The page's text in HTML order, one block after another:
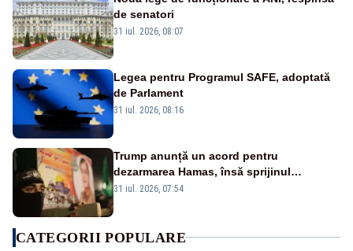
de senatori
31 iul. 2026, 08:07
Legea pentru Programul SAFE, adoptată
de Parlament
31 iul. 2026, 08:16
Trump anunță un acord pentru
dezarmarea Hamas, însă sprijinul
Israelului rămâne incert
31 iul. 2026, 07:54
CATEGORII POPULARE